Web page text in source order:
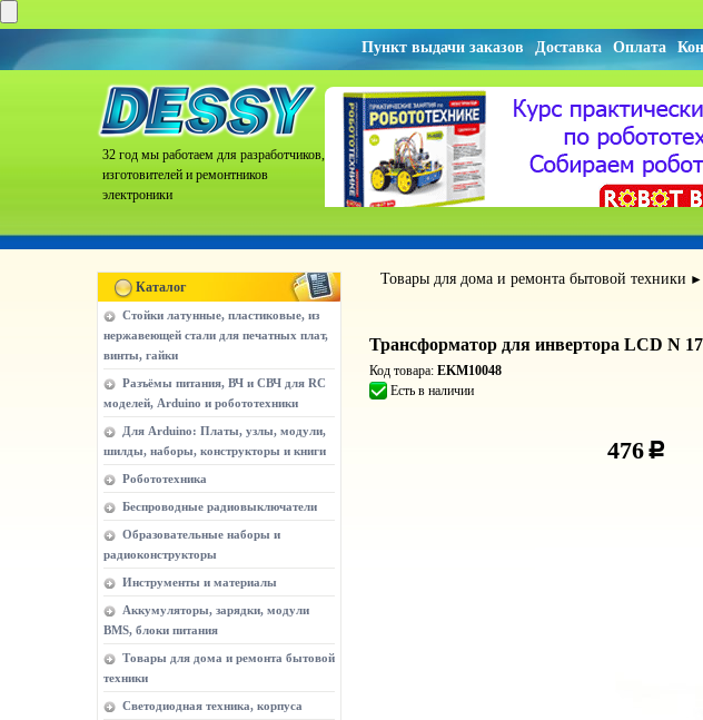
Пункт выдачи заказов Доставка Оплата
32 год мы работаем для разработчиков,
изготовителей и ремонтников
электроники
Каталог
Стойки латунные, пластиковые, из
нержавеющей стали для печатных плат,
винты, гайки
Разъёмы питания, ВЧ и СВЧ для RC
моделей, Arduino и робототехники
Для Arduino: Платы, узлы, модули,
шилды, наборы, конструкторы и книги
Робототехника
Беспроводные радиовыключатели
Образовательные наборы и
радиоконструкторы
Инструменты и материалы
Аккумуляторы, зарядки, модули
BMS, блоки питания
Товары для дома и ремонта бытовой
техники
Светодиодная техника, корпуса
Товары для дома и ремонта бытовой техники ►
Трансформатор для инвертора LCD N
Код товара: EKM10048
Есть в наличии
476 c